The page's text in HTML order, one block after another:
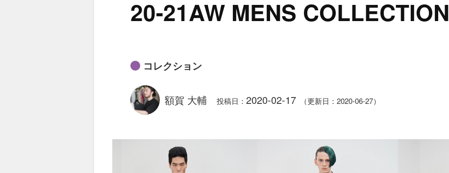
20-21AW MENS COLLECTION
コレクション
額賀 大輔 投稿日：2020-02-17 （更新日：2020-06-27）